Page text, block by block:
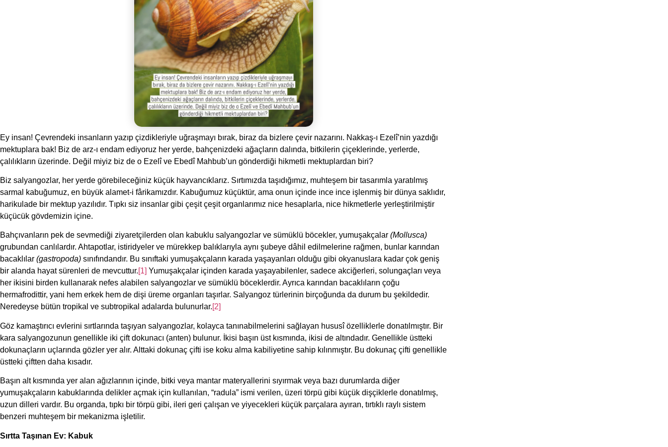
Ey insan! Çevrendeki insanların yazıp çizdikleriyle uğraşmayı bırak, biraz da bizlere çevir nazarını. Nakkaş-ı Ezelî’nin yazdığı
mektuplara bak! Biz de arz-ı endam ediyoruz her yerde, bahçenizdeki ağaçların dalında, bitkilerin çiçeklerinde, yerlerde,
çalılıkların üzerinde. Değil miyiz biz de o Ezelî ve Ebedî Mahbub’un gönderdiği hikmetli mektuplardan biri?
Biz salyangozlar, her yerde görebileceğiniz küçük hayvancıklarız. Sırtımızda taşıdığımız, muhteşem bir tasarımla yaratılmış
sarmal kabuğumuz, en büyük alamet-i fârikamızdır. Kabuğumuz küçüktür, ama onun içinde ince ince işlenmiş bir dünya saklıdır,
harikulade bir mektup yazılıdır. Tıpkı siz insanlar gibi çeşit çeşit organlarımız nice hesaplarla, nice hikmetlerle yerleştirilmiştir
küçücük gövdemizin içine.
Bahçıvanların pek de sevmediği ziyaretçilerden olan kabuklu salyangozlar ve sümüklü böcekler, yumuşakçalar (Mollusca)
grubundan canlılardır. Ahtapotlar, istiridyeler ve mürekkep balıklarıyla aynı şubeye dâhil edilmelerine rağmen, bunlar karından
bacaklılar (gastropoda) sınıfındandır. Bu sınıftaki yumuşakçaların karada yaşayanları olduğu gibi okyanuslara kadar çok geniş
bir alanda hayat sürenleri de mevcuttur. [1] Yumuşakçalar içinden karada yaşayabilenler, sadece akciğerleri, solungaçları veya
her ikisini birden kullanarak nefes alabilen salyangozlar ve sümüklü böceklerdir. Ayrıca karından bacaklıların çoğu
hermafrodittir, yani hem erkek hem de dişi üreme organları taşırlar. Salyangoz türlerinin birçoğunda da durum bu şekildedir.
Neredeyse bütün tropikal ve subtropikal adalarda bulunurlar. [2]
Göz kamaştırıcı evlerini sırtlarında taşıyan salyangozlar, kolayca tanınabilmelerini sağlayan hususî özelliklerle donatılmıştır. Bir
kara salyangozunun genellikle iki çift dokunacı (anten) bulunur. İkisi başın üst kısmında, ikisi de altındadır. Genellikle üstteki
dokunaçların uçlarında gözler yer alır. Alttaki dokunaç çifti ise koku alma kabiliyetine sahip kılınmıştır. Bu dokunaç çifti genellikle
üstteki çiftten daha kısadır.
Başın alt kısmında yer alan ağızlarının içinde, bitki veya mantar materyallerini sıyırmak veya bazı durumlarda diğer
yumuşakçaların kabuklarında delikler açmak için kullanılan, “radula” ismi verilen, üzeri törpü gibi küçük dişçiklerle donatılmış,
uzun dilleri vardır. Bu organda, tıpkı bir törpü gibi, ileri geri çalışan ve yiyecekleri küçük parçalara ayıran, tırtıklı raylı sistem
benzeri muhteşem bir mekanizma işletilir.
Sırtta Taşınan Ev: Kabuk